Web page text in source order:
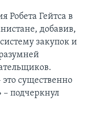
Робета Гейтса в
добавив,
закупок и
существенно
подчеркнул